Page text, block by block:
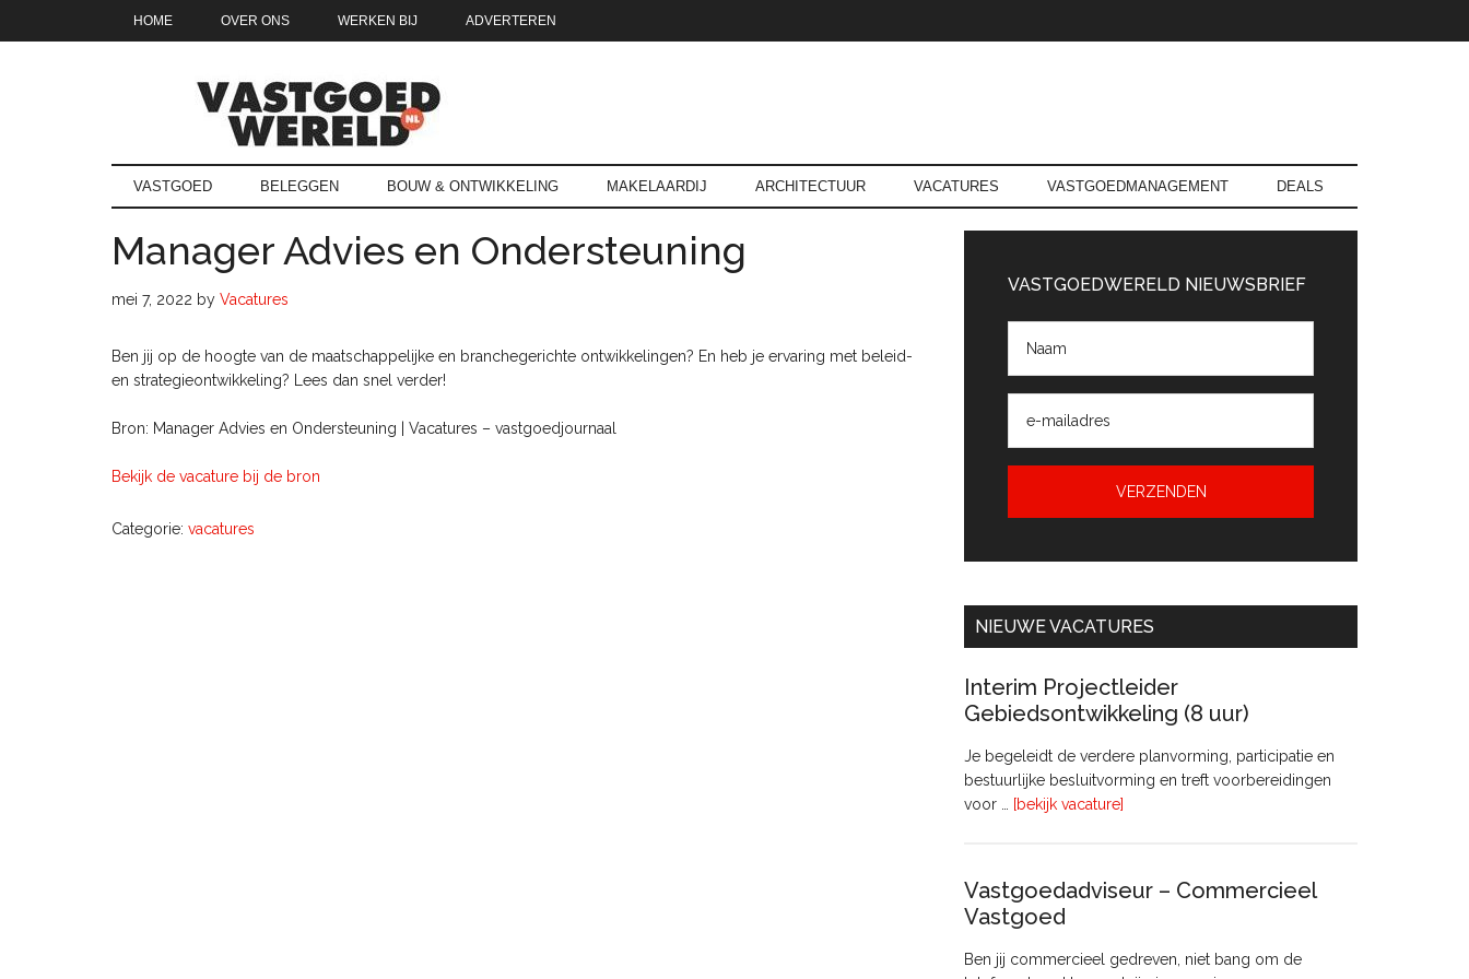
HOME OVER ONS WERKEN BIJ ADVERTEREN
Vastgoedwereld.nl
vastgoedwereld.nl
VASTGOED BELEGGEN BOUW & ONTWIKKELING MAKELAARDIJ ARCHITECTUUR VACATURES VASTGOEDMANAGEMENT DEALS
Manager Advies en Ondersteuning
mei 7, 2022 by Vacatures
Ben jij op de hoogte van de maatschappelijke en branchegerichte ontwikkelingen? En heb je ervaring met beleid-
en strategieontwikkeling? Lees dan snel verder!
Bron: Manager Advies en Ondersteuning | Vacatures – vastgoedjournaal
Bekijk de vacature bij de bron
Categorie: vacatures
Sidebar
VASTGOEDWERELD NIEUWSBRIEF
NIEUWE VACATURES
Interim Projectleider
Gebiedsontwikkeling (8 uur)
Je begeleidt de verdere planvorming, participatie en
bestuurlijke besluitvorming en treft voorbereidingen
voor …
[bekijk vacature]
uur)
Vastgoedadviseur – Commercieel
Vastgoed
Ben jij commercieel gedreven, niet bang om de